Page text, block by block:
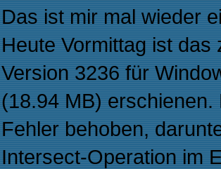
Das ist mir mal wieder
Heute Vormittag ist
Version 3236 für
(18.94 MB)
Fehler behoben,
Intersect-Operation im